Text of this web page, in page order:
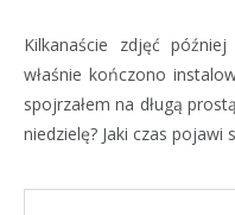
Kilkanaście zdjęć
właśnie kończono
spojrzałem na długą
niedzielę? Jaki czas pojawi